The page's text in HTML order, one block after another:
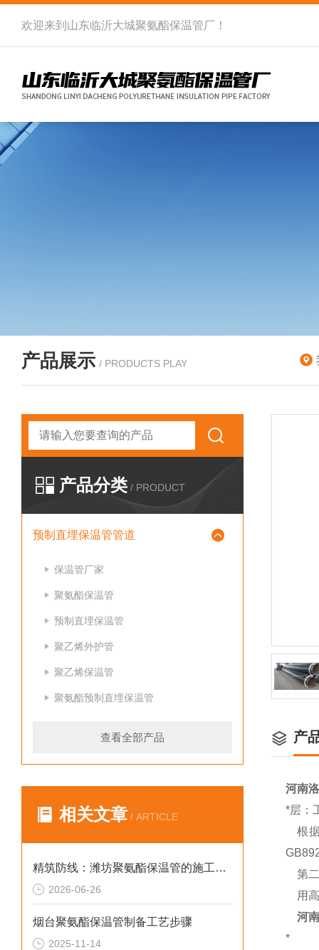
欢迎来到 山东临沂大城聚氨酯保温管厂 ！
产品展示 / PRODUCTS PLAY
产品分类 / PRODUCT
预制直埋保温管管道
保温管厂家
聚氨酯保温管
预制直埋保温管
聚乙烯外护管
聚乙烯保温管
聚氨酯预制直埋保温管
查看全部产品
相关文章 / ARTICLE
精筑防线：潍坊聚氨酯保温管的施工规范指南
2026-06-26
烟台聚氨酯保温管制备工艺步骤
2025-11-14
产
河南
*层：
根据
第二
用高
河
*